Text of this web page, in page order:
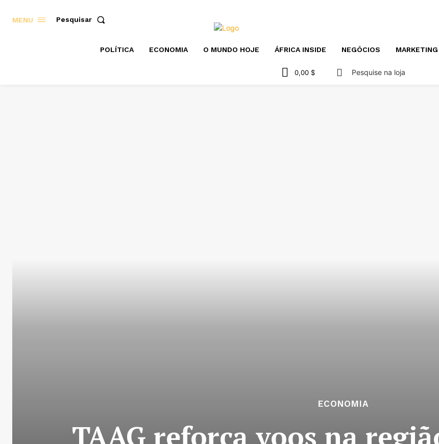
MENU Pesquisar
POLÍTICA ECONOMIA O MUNDO HOJE ÁFRICA INSIDE NEGÓCIOS MARKETING
0,00 $ Pesquise na loja
ECONOMIA
TAAG reforça voos na